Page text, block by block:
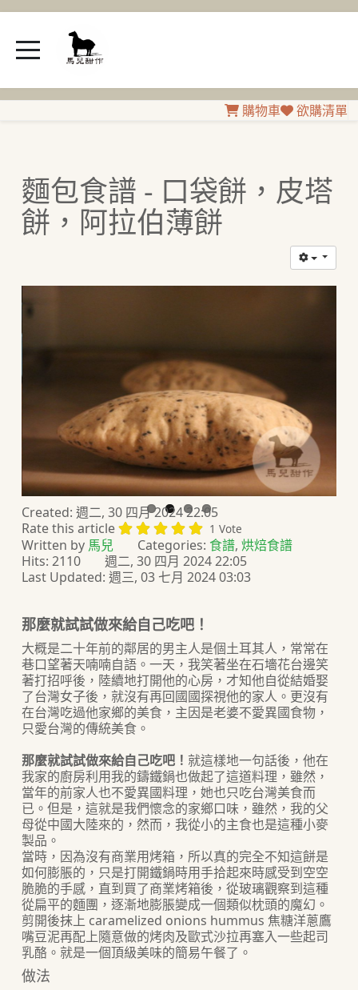
購物車 欲購清單
麵包食譜 - 口袋餅，皮塔
餅，阿拉伯薄餅
Created: 週二, 30 四月 2024 22:05
Rate this article
1 Vote
Written by 馬兒 Categories: 食譜, 烘焙食譜
Hits: 2110
週二, 30 四月 2024 22:05
Last Updated: 週三, 03 七月 2024 03:03
那麼就試試做來給自己吃吧！
大概是二十年前的鄰居的男主人是個土耳其人，常常在
巷口望著天喃喃自語。一天，我笑著坐在石墻花台邊笑
著打招呼後，陸續地打開他的心房，才知他自從結婚娶
了台灣女子後，就沒有再回國國探視他的家人。更沒有
在台灣吃過他家鄉的美食，主因是老婆不愛異國食物，
只愛台灣的傳統美食。
那麼就試試做來給自己吃吧！ 就這樣地一句話後，他在
我家的廚房利用我的鑄鐵鍋也做起了這道料理，雖然，
當年的前家人也不愛異國料理，她也只吃台灣美食而
已。但是，這就是我們懷念的家鄉口味，雖然，我的父
母從中國大陸來的，然而，我從小的主食也是這種小麥
製品。
當時，因為沒有商業用烤箱，所以真的完全不知這餅是
如何膨脹的，只是打開鐵鍋時用手拾起來時感受到空空
脆脆的手感，直到買了商業烤箱後，從玻璃觀察到這種
從扁平的麵團，逐漸地膨脹變成一個類似枕頭的魔幻。
剪開後抹上 caramelized onions hummus 焦糖洋蔥鷹
嘴豆泥再配上隨意做的烤肉及歐式沙拉再塞入一些起司
乳酪。就是一個頂級美味的簡易午餐了。
做法